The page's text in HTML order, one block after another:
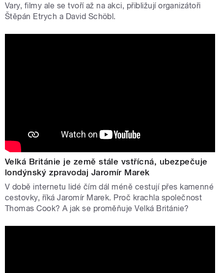
Vary, filmy ale se tvoří až na akci, přibližují organizátoři
Štěpán Etrych a David Schöbl.
Velká Británie je země stále vstřícná, ubezpečuje
londýnský zpravodaj Jaromír Marek
V době internetu lidé čím dál méně cestují přes kamenné
cestovky, říká Jaromír Marek. Proč krachla společnost
Thomas Cook? A jak se proměňuje Velká Británie?